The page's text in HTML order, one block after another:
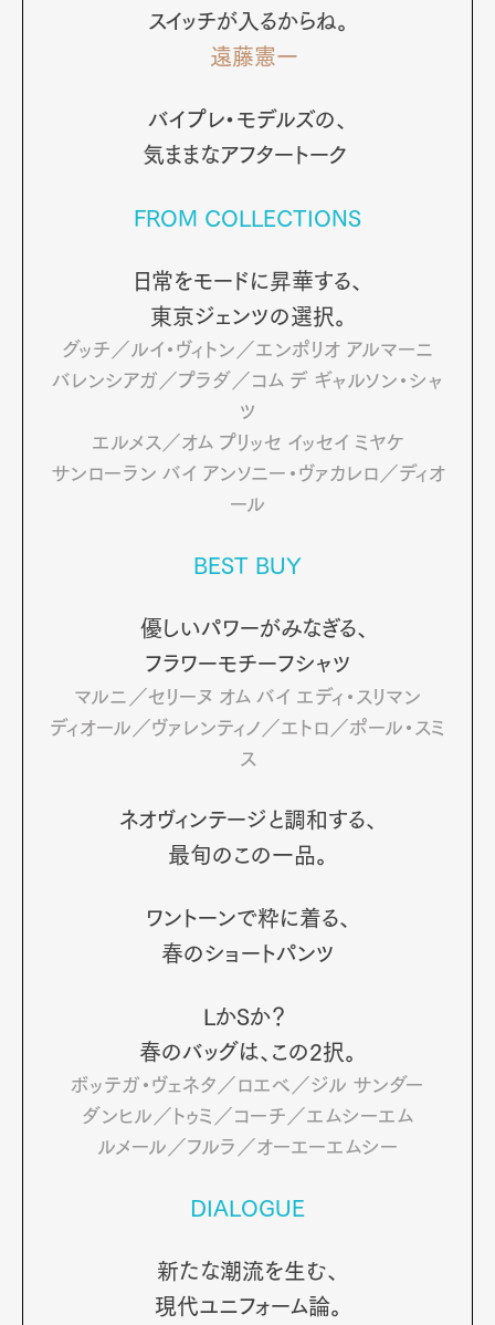
Art&DesignWatchFashion
Product Culture Lifestyle
Pen Membership
Magazine
Pen Meet
Pen international
スイッチが入るからね。
遠藤憲一
バイプレ・モデルズの、
気ままなアフタートーク
FROM COLLECTIONS
日常をモードに昇華する、
東京ジェンツの選択。
グッチ／ルイ・ヴィトン／エンポリオ アルマーニ
バレンシアガ／プラダ／コム デ ギャルソン・シャ
ツ
エルメス／オム プリッセ イッセイ ミヤケ
サンローラン バイ アンソニー・ヴァカレロ／ディオ
ール
BEST BUY
優しいパワーがみなぎる、
フラワーモチーフシャツ
マルニ／セリーヌ オム バイ エディ・スリマン
ディオール／ヴァレンティノ／エトロ／ポール・スミ
ス
ネオヴィンテージと調和する、
最旬のこの一品。
ワントーンで粋に着る、
春のショートパンツ
LかSか？
春のバッグは、 この2択。
ボッテガ・ヴェネタ／ロエベ／ジル サンダー
ダンヒル／トゥミ／コーチ／ エムシーエム
ルメール／フルラ／オーエーエムシー
DIALOGUE
新たな潮流を生む、
現代ユニフォーム論。